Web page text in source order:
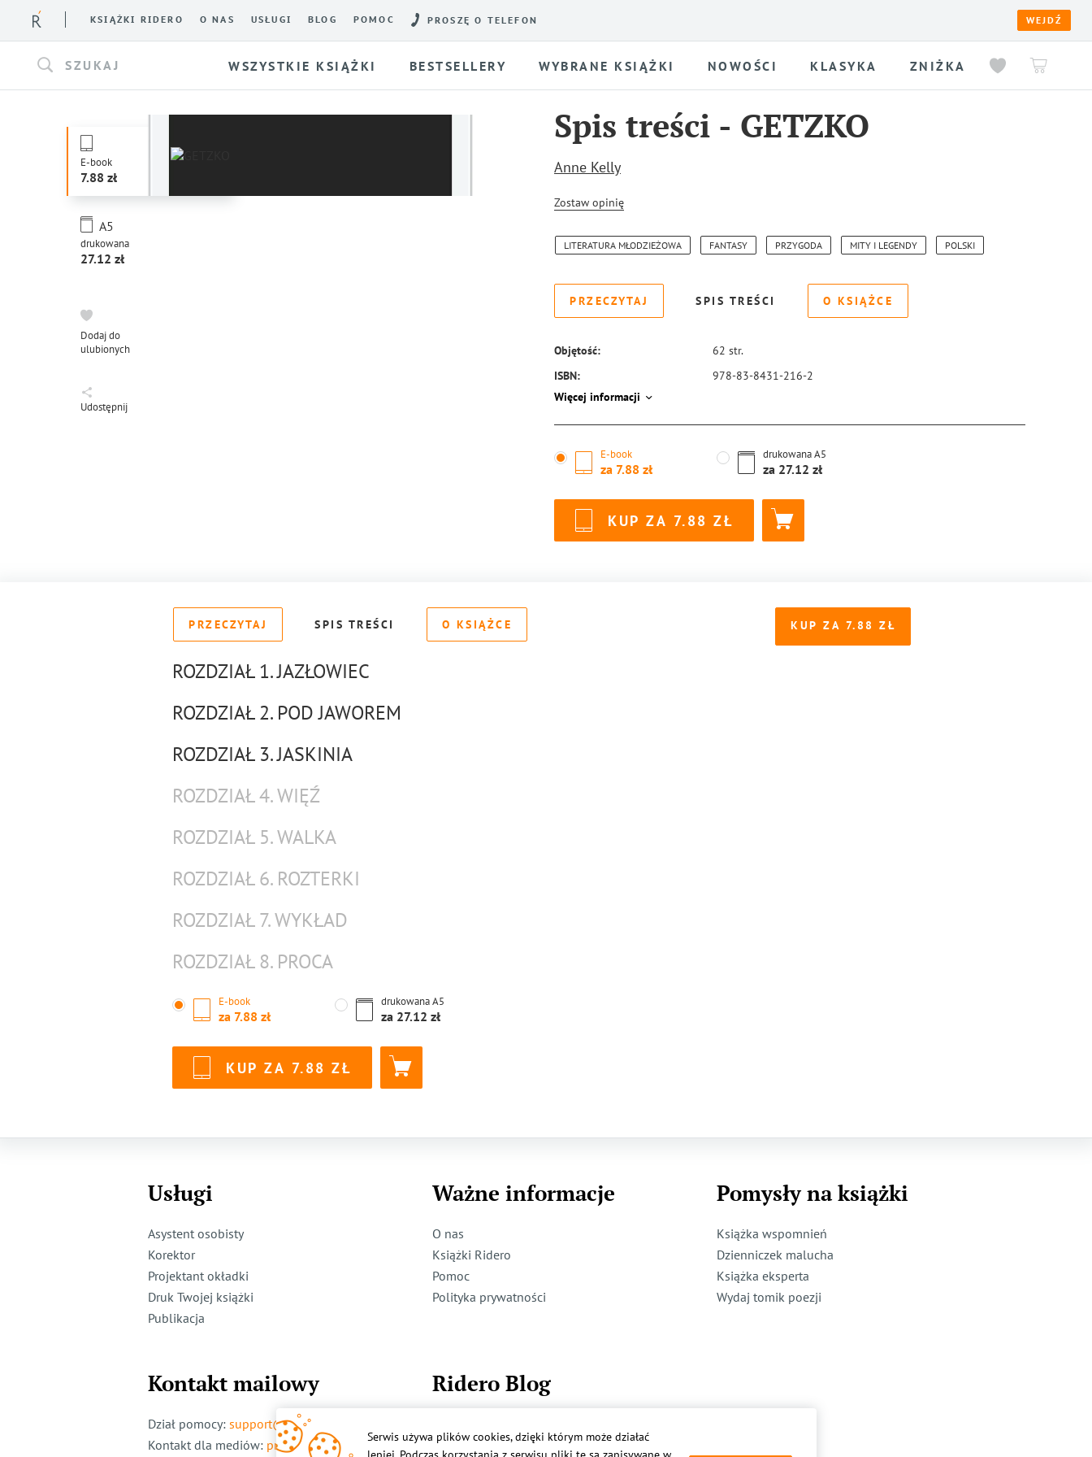
KSIĄŻKI RIDERO O NAS USŁUGI BLOG POMOC PROSZĘ O TELEFON WEJDŹ
SZUKAJ WSZYSTKIE KSIĄŻKI BESTSELLERY WYBRANE KSIĄŻKI NOWOŚCI KLASYKA ZNIŻKA
E-book
7.88
drukowana
A5
27.12
Dodaj do
ulubionych
Udostępnij
Spis treści - GETZKO
Anne Kelly
Zostaw opinię
LITERATURA MŁODZIEŻOWA FANTASY PRZYGODA MITY I LEGENDY POLSKI
PRZECZYTAJ SPIS TREŚCI O KSIĄŻCE
Objętość: 62 str.
ISBN:
978-83-8431-216-2
Więcej informacji
E-book
za 7.88
drukowanaA5
za 27.12
KUP ZA 7.88
KUP ZA 7.88
PRZECZYTAJ SPIS TREŚCI O KSIĄŻCE
ROZDZIAŁ 1. JAZŁOWIEC
ROZDZIAŁ 2. POD JAWOREM
ROZDZIAŁ 3. JASKINIA
ROZDZIAŁ 4. WIĘŹ
ROZDZIAŁ 5. WALKA
ROZDZIAŁ 6. ROZTERKI
ROZDZIAŁ 7. WYKŁAD
ROZDZIAŁ 8. PROCA
E-book
za 7.88
drukowanaA5
za 27.12
KUP ZA 7.88
Usługi
Asystent osobisty
Korektor
Projektant okładki
Druk Twojej książki
Publikacja
Ważne informacje
O nas
Książki Ridero
Pomoc
Polityka prywatności
Pomysły na książki
Książka wspomnień
Dzienniczek malucha
Książka eksperta
Wydaj tomik poezji
Kontakt mailowy
Dział pomocy: support@ridero.pl
Kontakt dla mediów: pr@ridero.pl
Ridero Blog
Więcej
Serwis używa plików cookies, dzięki którym może działać